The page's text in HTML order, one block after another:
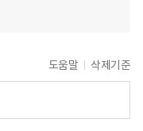
도움말 삭제기준